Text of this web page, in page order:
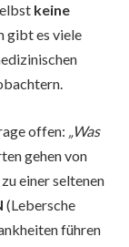
keine
gibt es viele
offen: „Was
gehen von
einer seltenen
(Lebersche
führen